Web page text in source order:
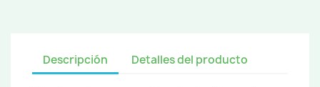
Descripción Detalles del producto